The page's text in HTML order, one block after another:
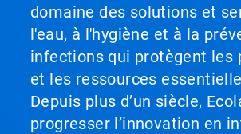
domaine des solutions et
l'eau, à l'hygiène et à la
infections qui protègent les
et les ressources
Depuis plus d’un siècle,
progresser l’innovation en